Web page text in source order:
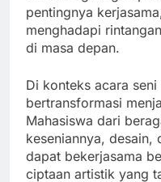
pentingnya
menghadapi
di masa depan.
Di konteks acara
bertransformasi
Mahasiswa dari
keseniannya, desain,
dapat bekerjasama
ciptaan artistik yang